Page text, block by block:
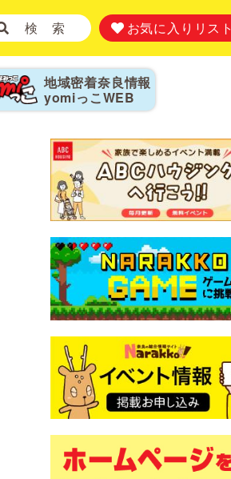
検 索 お気に入りリスト
地域密着奈良情報
yomiっこ WEB